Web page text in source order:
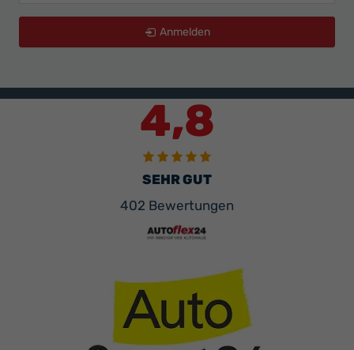
Anmelden
4,8
SEHR GUT
402 Bewertungen